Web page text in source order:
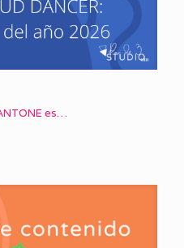
es…